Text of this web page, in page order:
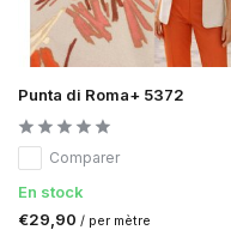
Punta di Roma+ 5372
Comparer
En stock
€29,90 / per mètre